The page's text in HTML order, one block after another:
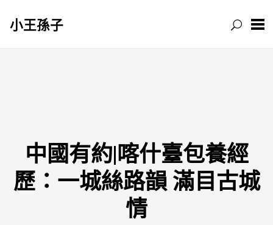
小王孫子
中國有約|喀什臺包養經
歷：一城絲路韻 滿目古城
情